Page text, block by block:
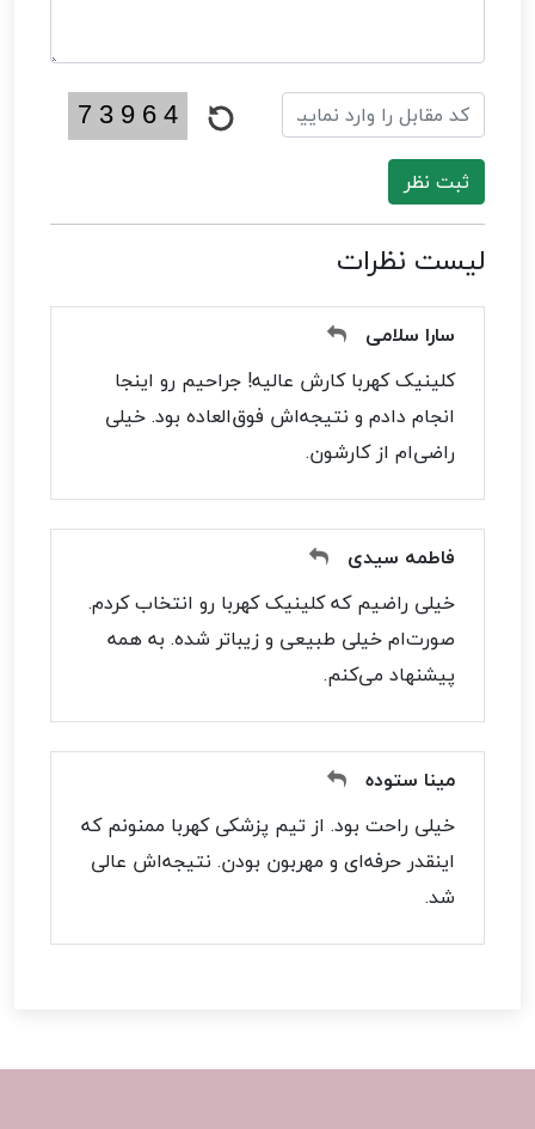
ثبت نظر
لیست نظرات
سارا سلامی
کلینیک کهربا کارش عالیه! جراحیم رو اینجا
انجام دادم و نتیجه‌اش فوق‌العاده بود. خیلی
راضی‌ام از کارشون.
فاطمه سیدی
خیلی راضیم که کلینیک کهربا رو انتخاب کردم.
صورت‌ام خیلی طبیعی و زیباتر شده. به همه
پیشنهاد می‌کنم.
مینا ستوده
خیلی راحت بود. از تیم پزشکی کهربا ممنونم که
اینقدر حرفه‌ای و مهربون بودن. نتیجه‌اش عالی
شد.